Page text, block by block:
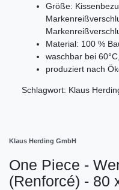
Größe:
Material: 100 %
waschbar bei
produziert nach
Schlagwort: Klaus
Klaus Herding GmbH
One Piece -
(Renforcé) - 80